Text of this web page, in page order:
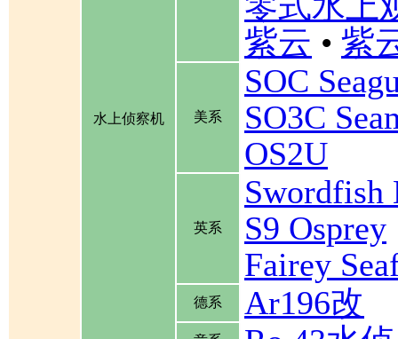
水上侦察机
紫云 • 紫
美系
SOC
SO3C
OS2U
英系
S9 Osprey
Fairey
德系 Ar196改